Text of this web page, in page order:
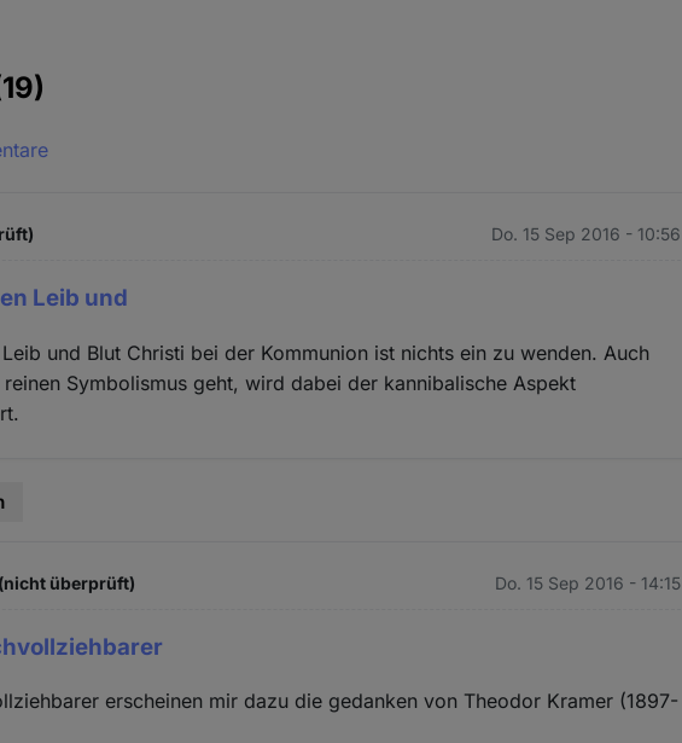
Do. 15 Sep 2016 - 10:56
Leib und
und Blut Christi bei der Kommunion ist nichts ein zu wenden. Auch
Symbolismus geht, wird dabei der kannibalische Aspekt
überprüft) Do. 15 Sep 2016 - 14:15
erscheinen mir dazu die gedanken von Theodor Kramer (1897-